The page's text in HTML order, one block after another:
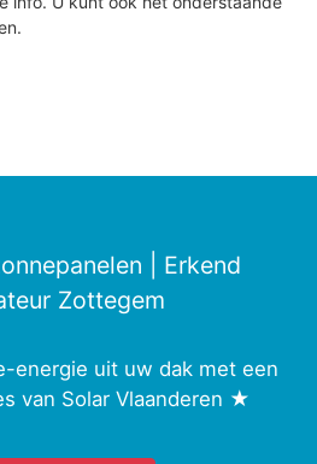
| Erkend
Zottegem
energie uit uw dak met een
van Solar Vlaanderen ★